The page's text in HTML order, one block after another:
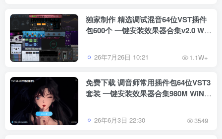
独家制作 精选调试混音64位VST插件
包600个 一键安装效果器合集v2.0 WiN
26年7月26日 10:21 1.1W+
免费下载 调音师常用插件包64位VST3
套装 一键安装效果器合集980M WiN
26年6月3日 22:30 3549